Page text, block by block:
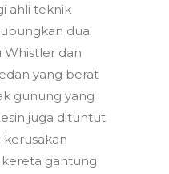
ahli teknik
dua
Whistler dan
yang berat
gunung yang
juga dituntut
kereta gantung